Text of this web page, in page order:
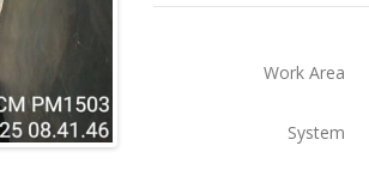
Work Area
System